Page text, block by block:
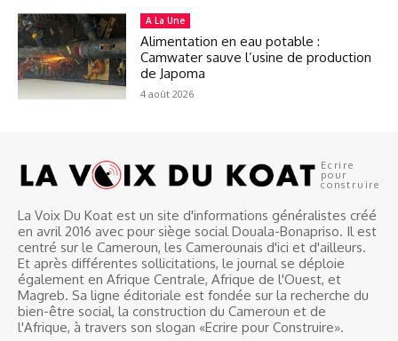
A La Une
Alimentation en eau potable :
Camwater sauve l’usine de production
de Japoma
4 août 2026
Ecrire
pour
construire
La Voix Du Koat est un site d'informations généralistes créé
en avril 2016 avec pour siège social Douala-Bonapriso. Il est
centré sur le Cameroun, les Camerounais d'ici et d'ailleurs.
Et après différentes sollicitations, le journal se déploie
également en Afrique Centrale, Afrique de l'Ouest, et
Magreb. Sa ligne éditoriale est fondée sur la recherche du
bien-être social, la construction du Cameroun et de
l'Afrique, à travers son slogan «Ecrire pour Construire».